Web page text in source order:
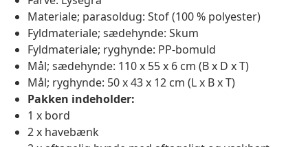
Materiale; parasoldug: Stof (100 % polyester)
Fyldmateriale; sædehynde: Skum
Fyldmateriale; ryghynde: PP-bomuld
Mål; sædehynde: 110 x 55 x 6 cm (B x D x T)
Mål; ryghynde: 50 x 43 x 12 cm (L x B x T)
Pakken indeholder:
1 x bord
2 x havebænk